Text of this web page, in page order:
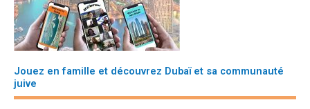
Jouez en famille et découvrez Dubaï et sa communauté
juive